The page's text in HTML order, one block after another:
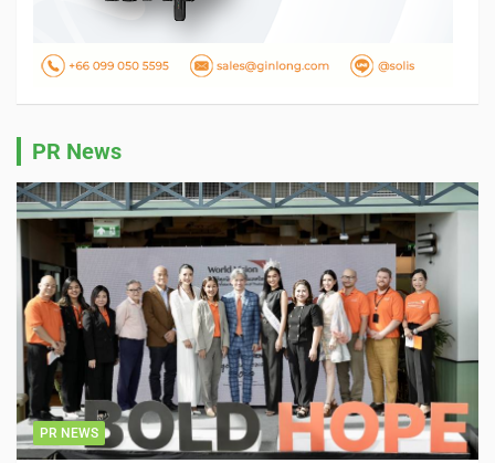
PR News
PR NEWS